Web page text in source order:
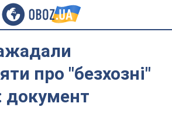
про "безхозні"
документ